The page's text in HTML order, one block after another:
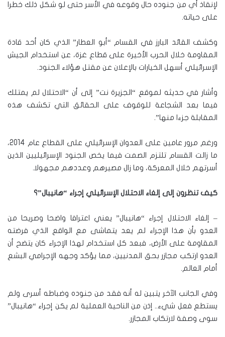
لإنقاذ أي من جنوده حال وقوعه في الأسر حتى لو شكل ذلك خطرا
على حياته.
وكشف القائد البارز في القسام “أبو العطار” الذي كان أحد قادة
المقاومة خلال الحرب الأخيرة على قطاع غزة، عن استخدام الجيش
الإسرائيلي أسهل الخيارات بالإعلان عن مقتل هؤلاء الجنود.
وأشار في حديثه لموقع “الجزيرة نت” إلى أن “الاحتلال لم يمتلك
فيما بعد الشجاعة للوقوف على الحقائق التي تكشف هذه
المقابلة جزءا منها”.
ورغم مرور عامين على العدوان الإسرائيلي على القطاع عام 2014،
ما زالت القسام تلتزم الصمت فيما يخص الجنود الإسرائيليين الذين
أسرتهم خلال المعركة، وما زال مصيرهم وعددهم مجهولا.
كيف تنظرون إلى إلغاء الاحتلال الإسرائيلي إجراء “هانيبال”؟
– إلغاء الاحتلال إجراء “هانيبال” يعني اعترافا واضحا وصريحا من
العدو بأن هذا الإجراء لم يعد يتماشى مع الواقع الذي فرضته
المقاومة على الأرض، فبعد كل استخدام لهذا الإجراء كان يتضح أن
العدو ارتكب مجازر بحق المدنيين، مما يؤكد وجهه الإجرامي البشع
أمام العالم.
وفي الجانب الآخر يتبين له أنه فقد من جنوده وضباطه أسرى ولم
يستطع فعل شيء.. إذن من الناحية العملية لم يكن إجراء “هانيبال”
سوى وصفة لارتكاب المجازر.